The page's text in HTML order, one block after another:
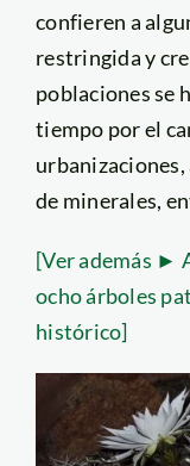
confieren a
restringida y
poblaciones se
tiempo por el
de minerales,
[Ver además ►
ocho árboles
histórico]